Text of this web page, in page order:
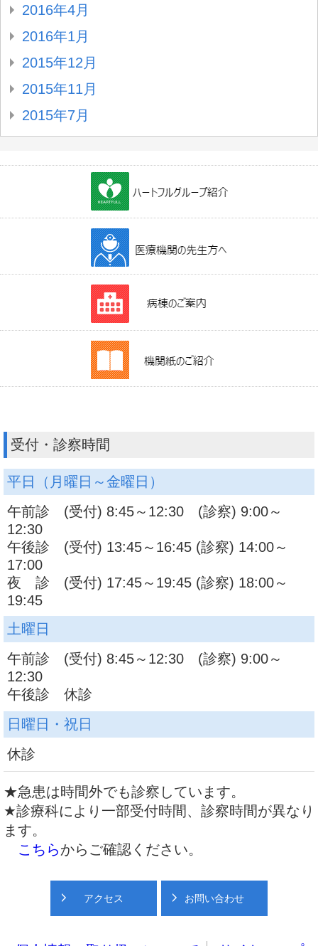
2016年4月
2016年1月
2015年12月
2015年11月
2015年7月
受付・診察時間
平日（月曜日～金曜日）
午前診 (受付) 8:45～12:30 (診察) 9:00～
12:30
午後診 (受付) 13:45～16:45 (診察) 14:00～
17:00
夜 診 (受付) 17:45～19:45 (診察) 18:00～
19:45
土曜日
午前診 (受付) 8:45～12:30 (診察) 9:00～
12:30
午後診 休診
日曜日・祝日
休診
★急患は時間外でも診察しています。
★診療科により一部受付時間、診察時間が異なり
ます。
こちらからご確認ください。
アクセス お問い合わせ